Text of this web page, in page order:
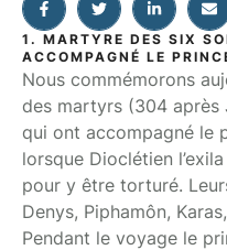
1. MARTYRE DES SIX
ACCOMPAGNÉ LE
Nous commémorons
des martyrs (304 après
qui ont accompagné le
lorsque Dioclétien
pour y être torturé.
Denys, Piphamôn,
Pendant le voyage le